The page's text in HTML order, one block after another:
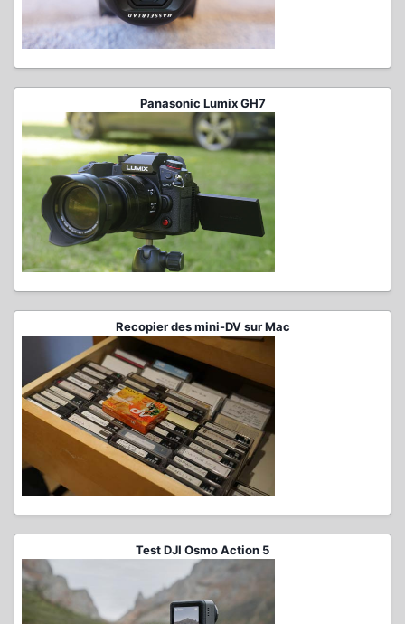
Panasonic Lumix GH7
Recopier des mini-DV sur Mac
Test DJI Osmo Action 5